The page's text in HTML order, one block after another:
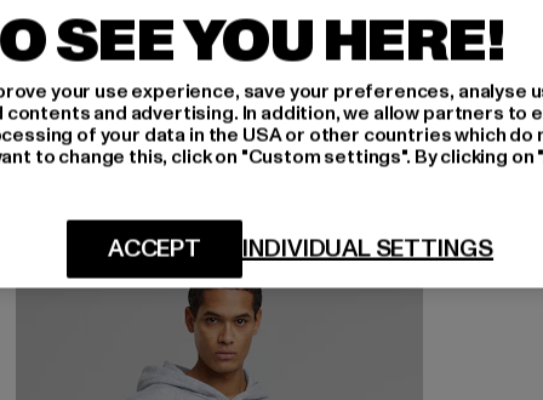
URBAN CLASSICS
Camo Cargo Jogging 2.0
23,10 EUR
Derzeitiger Preis: 23,10 EUR
54,99 EURAktionspreis: 54,99 EUR
SEE YOU HERE!
your use experience, save your preferences, analyse
and advertising. In addition, we allow partners to
of your data in the USA or other countries which do
to change this, click on "Custom settings". By clicking
INDIVIDUAL SETTINGS
ACCEPT